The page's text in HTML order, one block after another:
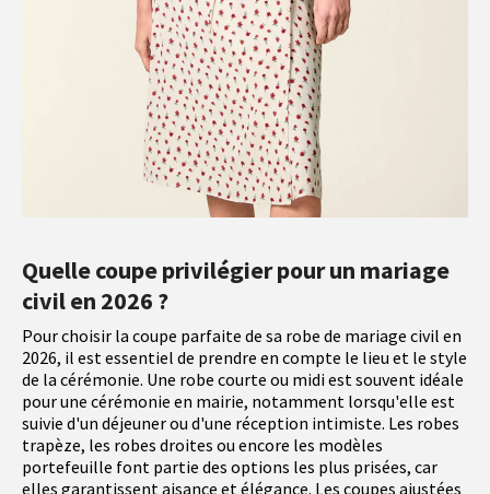
Quelle coupe privilégier pour un mariage
civil en 2026 ?
Pour choisir la coupe parfaite de sa robe de mariage civil en
2026, il est essentiel de prendre en compte le lieu et le style
de la cérémonie. Une robe courte ou midi est souvent idéale
pour une cérémonie en mairie, notamment lorsqu'elle est
suivie d'un déjeuner ou d'une réception intimiste. Les robes
trapèze, les robes droites ou encore les modèles
portefeuille font partie des options les plus prisées, car
elles garantissent aisance et élégance. Les coupes ajustées